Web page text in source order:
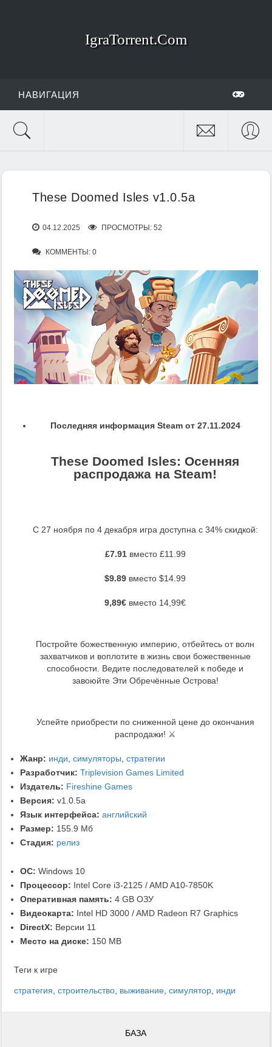
IgraTorrent.Com
НАВИГАЦИЯ
These Doomed Isles v1.0.5a
04.12.2025 ПРОСМОТРЫ: 52
КОММЕНТЫ: 0
Последняя информация Steam от 27.11.2024
These Doomed Isles: Осенняя
распродажа на Steam!
С 27 ноября по 4 декабря игра доступна с 34% скидкой:
£7.91вместо £11.99
$9.89 вместо $14.99
9,89€ вместо 14,99€
Постройте божественную империю, отбейтесь от волн
захватчиков и воплотите в жизнь свои божественные
способности. Ведите последователей к победе и
завоюйте Эти Обречённые Острова!
Успейте приобрести по сниженной цене до окончания
распродажи! ⚔️
Жанр: инди, симуляторы, стратегии
Разработчик: Triplevision Games Limited
Издатель: Fireshine Games
Версия: v1.0.5a
Язык интерфейса: английский
Размер: 155.9 Мб
Стадия: релиз
ОС: Windows 10
Процессор: Intel Core i3-2125 / AMD A10-7850K
Оперативная память: 4 GB ОЗУ
Видеокарта: Intel HD 3000 / AMD Radeon R7 Graphics
DirectX: Версии 11
Место на диске: 150 MB
Теги к игре
стратегия, строительство, выживание, симулятор, инди
БАЗА